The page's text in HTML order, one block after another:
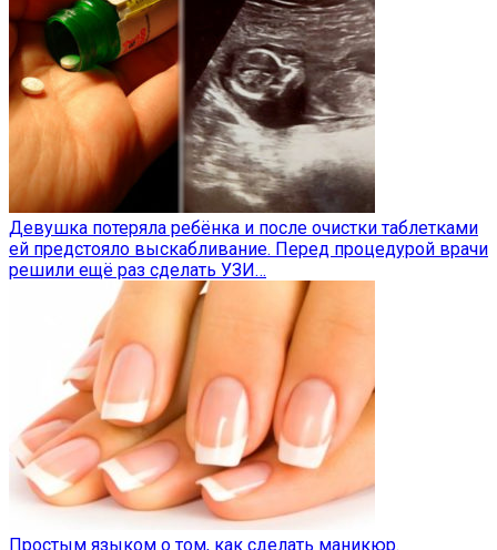
Девушка потеряла ребёнка и после очистки таблетками
ей предстояло выскабливание. Перед процедурой врачи
решили ещё раз сделать УЗИ…
Простым языком о том, как сделать маникюр.